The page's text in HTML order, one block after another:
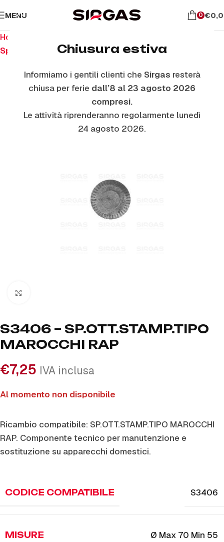
Chiusura estiva
Informiamo i gentili clienti che Sirgas resterà
chiusa per ferie dall’8 al 23 agosto 2026
compresi.
Le attività riprenderanno regolarmente lunedì
24 agosto 2026.
MENU 0 €
Home
Spartifiamma Ottone Grezzo
ESAURITO
S3406 – SP.OTT.STAMP.TIPO
MAROCCHI RAP
€7,25 IVA inclusa
Al momento non disponibile
Ricambio compatibile: SP.OTT.STAMP.TIPO MAROCCHI
RAP. Componente tecnico per manutenzione e
sostituzione su apparecchi domestici.
CODICE COMPATIBILE S3406
MISURE Ø Max 70 Min 55